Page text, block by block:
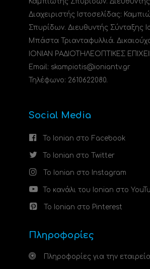
Διαχειριστής Ιστοσελίδας:
Σπυρίδων. Διευθυντής Σύνταξης
Μπάστα Τριανταφυλλιά.
ΙΟΝΙΑΝ ΡΑΔΙΟΤΗΛΕΟΠΤΙΚΕΣ
Email: skampiotis@ioniantv.gr
Τηλέφωνο: 2610622080.
Social Media
Το Ionian στο Facebook
Το Ionian στο Twitter
Το Ionian στο Instagram
Το κανάλι του Ionian στο
Το Ionian στο Pinterest
Πληροφορίες
Πληροφορίες για την